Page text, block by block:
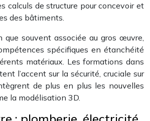
calculs de structure pour concevoir et
des bâtiments.
que souvent associée au gros œuvre,
spécifiques en étanchéité
matériaux. Les formations dans
l’accent sur la sécurité, cruciale sur
de plus en plus les nouvelles
la modélisation 3D.